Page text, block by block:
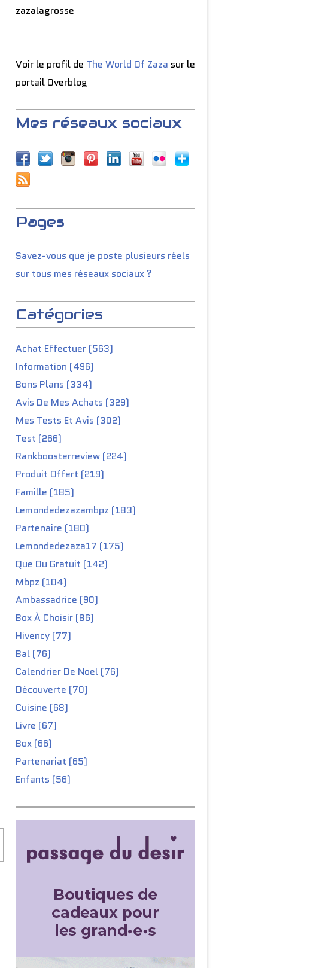
zazalagrosse
Voir le profil de The World Of Zaza sur le
portail Overblog
Mes réseaux sociaux
Pages
Savez-vous que je poste plusieurs réels
sur tous mes réseaux sociaux ?
Catégories
Achat Effectuer (563)
Information (496)
Bons Plans (334)
Avis De Mes Achats (329)
Mes Tests Et Avis (302)
Test (266)
Rankboosterreview (224)
Produit Offert (219)
Famille (185)
Lemondedezazambpz (183)
Partenaire (180)
Lemondedezaza17 (175)
Que Du Gratuit (142)
Mbpz (104)
Ambassadrice (90)
Box À Choisir (86)
Hivency (77)
Bal (76)
Calendrier De Noel (76)
Découverte (70)
Cuisine (68)
Livre (67)
Box (66)
Partenariat (65)
Enfants (56)